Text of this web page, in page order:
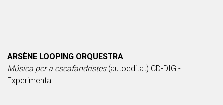
ARSÈNE LOOPING ORQUESTRA
Música per a escafandristes(autoeditat) CD-DIG -
Experimental